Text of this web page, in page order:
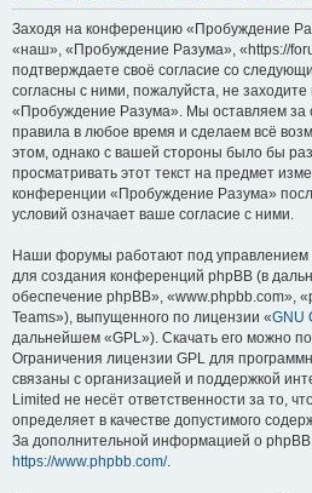
Заходя на конференцию «Пробуждение
«наш», «Пробуждение Разума», «https://
подтверждаете своё согласие со
согласны с ними, пожалуйста, не
«Пробуждение Разума». Мы оставляем за
правила в любое время и сделаем всё
этом, однако с вашей стороны было бы
просматривать этот текст на предмет
конференции «Пробуждение Разума»
условий означает ваше согласие с ними.
Наши форумы работают под управлением
для создания конференций phpBB (в
обеспечение phpBB», «www.phpbb.com»,
Teams»), выпущенного по лицензии «GNU
дальнейшем «GPL»). Скачать его можно
Ограничения лицензии GPL для
связаны с организацией и поддержкой
Limited не несёт ответственности за то,
определяет в качестве допустимого
За дополнительной информацией о
https://www.phpbb.com/.